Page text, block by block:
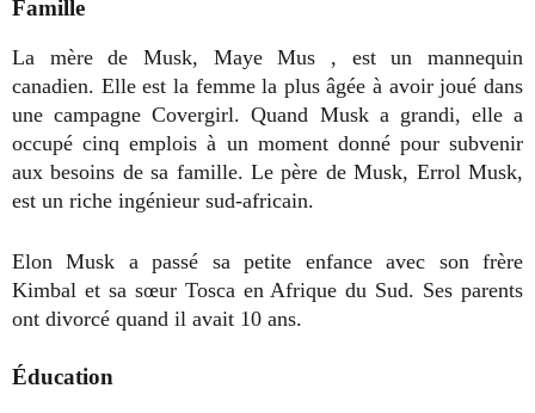
Famille
La mère de Musk, Maye Mus , est un mannequin
canadien. Elle est la femme la plus âgée à avoir joué dans
une campagne Covergirl. Quand Musk a grandi, elle a
occupé cinq emplois à un moment donné pour subvenir
aux besoins de sa famille. Le père de Musk, Errol Musk,
est un riche ingénieur sud-africain.
Elon Musk a passé sa petite enfance avec son frère
Kimbal et sa sœur Tosca en Afrique du Sud. Ses parents
ont divorcé quand il avait 10 ans.
Éducation